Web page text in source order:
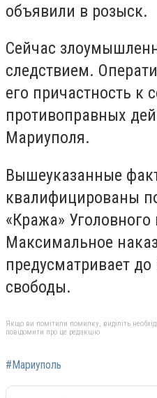
объявили в розыск.
Сейчас
следствием.
его причастность к
противоправных
Мариуполя.
Вышеуказанные
квалифицированы
«Кража»
Максимальное
предусматривает
свободы.
Якщо ви помітили помилку, виділіть
повідомити про це редакцію
#Мариуполь